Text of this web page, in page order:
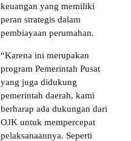
keuangan yang memiliki
peran strategis dalam
pembiayaan perumahan.
“Karena ini merupakan
program Pemerintah Pusat
yang juga didukung
pemerintah daerah, kami
berharap ada dukungan dari
OJK untuk mempercepat
pelaksanaannya. Seperti